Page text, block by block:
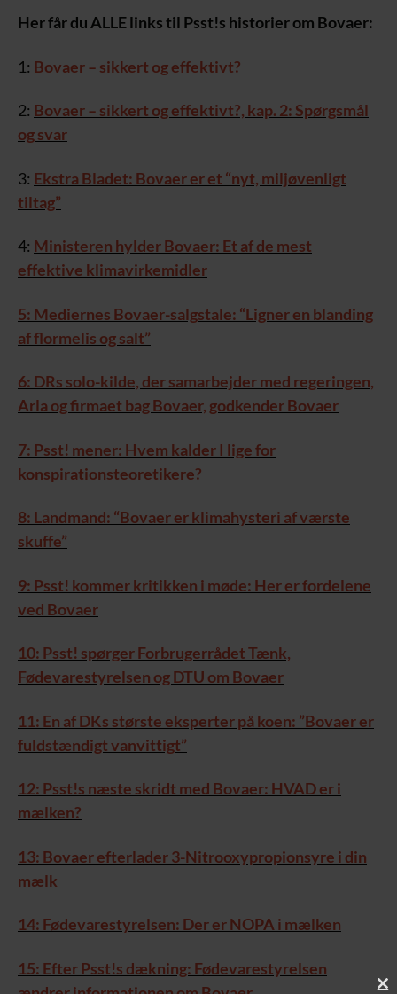
Her får du ALLE links til Psst!s historier om Bovaer:
1: Bovaer – sikkert og effektivt?
2: Bovaer – sikkert og effektivt?, kap. 2: Spørgsmål
og svar
3: Ekstra Bladet: Bovaer er et “nyt, miljøvenligt
tiltag”
4: Ministeren hylder Bovaer: Et af de mest
effektive klimavirkemidler
5: Mediernes Bovaer-salgstale: “Ligner en blanding
af flormelis og salt”
6: DRs solo-kilde, der samarbejder med regeringen,
Arla og firmaet bag Bovaer, godkender Bovaer
7: Psst! mener: Hvem kalder I lige for
konspirationsteoretikere?
8: Landmand: “Bovaer er klimahysteri af værste
skuffe”
9: Psst! kommer kritikken i møde: Her er fordelene
ved Bovaer
10: Psst! spørger Forbrugerrådet Tænk,
Fødevarestyrelsen og DTU om Bovaer
11: En af DKs største eksperter på koen: ”Bovaer er
fuldstændigt vanvittigt”
12: Psst!s næste skridt med Bovaer: HVAD er i
mælken?
13: Bovaer efterlader 3-Nitrooxypropionsyre i din
mælk
14: Fødevarestyrelsen: Der er NOPA i mælken
15: Efter Psst!s dækning: Fødevarestyrelsen